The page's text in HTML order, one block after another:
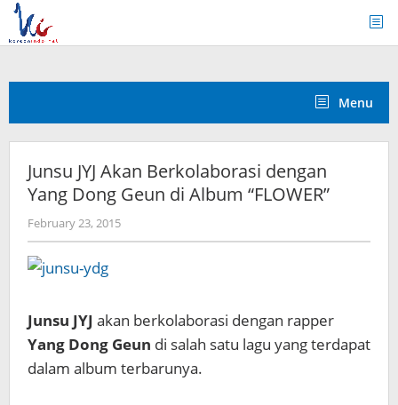
Skip
content
Menu
Junsu JYJ Akan Berkolaborasi dengan
Yang Dong Geun di Album “FLOWER”
February 23, 2015by
Koreanindo
Junsu JYJ akan berkolaborasi dengan rapper
Yang Dong Geun di salah satu lagu yang terdapat
dalam album terbarunya.